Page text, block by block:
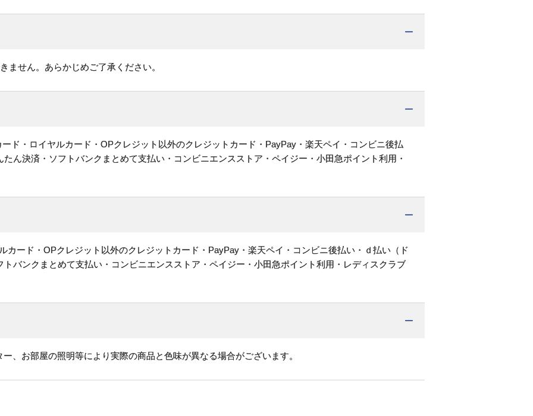
ません。あらかじめご了承ください。
ド・ロイヤルカード・OPクレジット以外のクレジットカード・PayPay・楽天ペイ・コンビニ後払
ん決済・ソフトバンクまとめて支払い・コンビニエンスストア・ペイジー・小田急ポイント利用・
カード・OPクレジット以外のクレジットカード・PayPay・楽天ペイ・コンビニ後払い・ｄ払い（ド
バンクまとめて支払い・コンビニエンスストア・ペイジー・小田急ポイント利用・レディスクラブ
、お部屋の照明等により実際の商品と色味が異なる場合がございます。